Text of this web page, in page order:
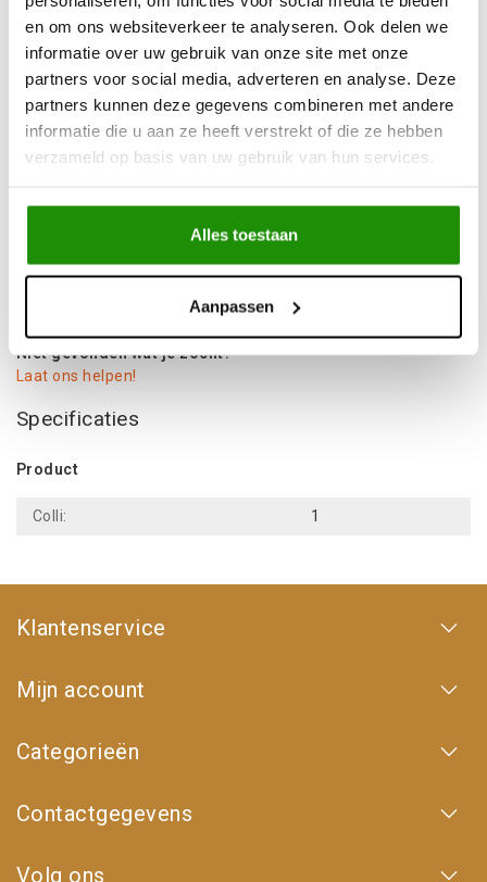
en om ons websiteverkeer te analyseren. Ook delen we
informatie over uw gebruik van onze site met onze
partners voor social media, adverteren en analyse. Deze
partners kunnen deze gegevens combineren met andere
informatie die u aan ze heeft verstrekt of die ze hebben
verzameld op basis van uw gebruik van hun services.
Alles toestaan
Aanpassen
Deel dit product
Informatie
Hoogte: 50 mm
Niet gevonden wat je zocht?
Laat ons helpen!
Specificaties
Product
Colli: 1
Klantenservice
Mijn account
Categorieën
Contactgegevens
Volg ons